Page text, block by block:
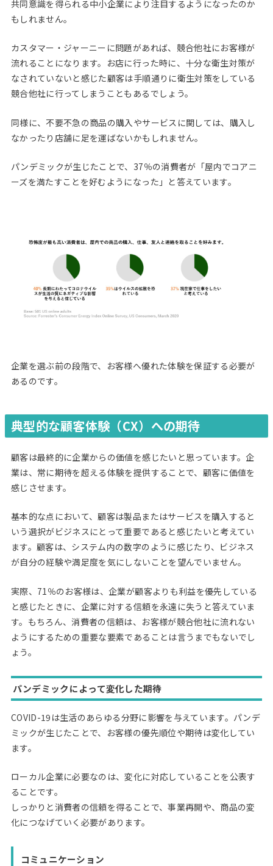
共同意識を得られる中小企業により注目するようになったのか
もしれません。
カスタマー・ジャーニーに問題があれば、競合他社にお客様が
流れることになります。お店に行った時に、十分な衛生対策が
なされていないと感じた顧客は手順通りに衛生対策をしている
競合他社に行ってしまうこともあるでしょう。
同様に、不要不急の商品の購入やサービスに関しては、購入し
なかったり店舗に足を運ばないかもしれません。
パンデミックが生じたことで、37％の消費者が「屋内でコアニ
ーズを満たすことを好むようになった」と答えています。
企業を選ぶ前の段階で、お客様へ優れた体験を保証する必要が
あるのです。
典型的な顧客体験（CX）への期待
顧客は最終的に企業からの価値を感じたいと思っています。企
業は、常に期待を超える体験を提供することで、顧客に価値を
感じさせます。
基本的な点において、顧客は製品またはサービスを購入すると
いう選択がビジネスにとって重要であると感じたいと考えてい
ます。顧客は、システム内の数字のように感じたり、ビジネス
が自分の経験や満足度を気にしないことを望んでいません。
実際、71％のお客様は、企業が顧客よりも利益を優先している
と感じたときに、企業に対する信頼を永遠に失うと答えていま
す。もちろん、消費者の信頼は、お客様が競合他社に流れない
ようにするための重要な要素であることは言うまでもないでし
ょう。
パンデミックによって変化した期待
COVID-19は生活のあらゆる分野に影響を与えています。パンデ
ミックが生じたことで、お客様の優先順位や期待は変化してい
ます。
ローカル企業に必要なのは、変化に対応していることを公表す
ることです。
しっかりと消費者の信頼を得ることで、事業再開や、商品の変
化につなげていく必要があります。
コミュニケーション